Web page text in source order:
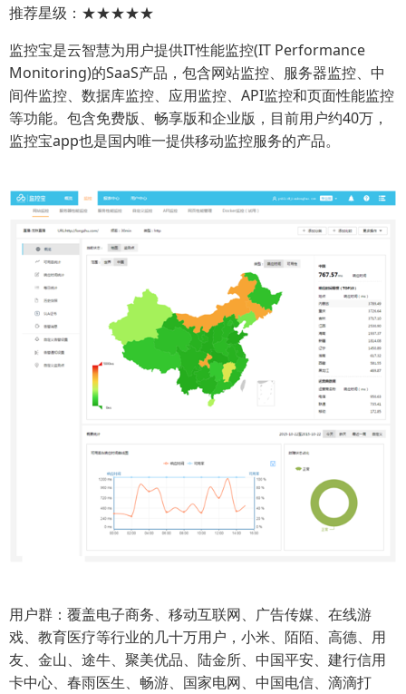
推荐星级：★★★★★
监控宝是云智慧为用户提供IT性能监控(IT Performance
Monitoring)的SaaS产品，包含网站监控、服务器监控、中
间件监控、数据库监控、应用监控、API监控和页面性能监控
等功能。包含免费版、畅享版和企业版，目前用户约40万，
监控宝app也是国内唯一提供移动监控服务的产品。
用户群：覆盖电子商务、移动互联网、广告传媒、在线游
戏、教育医疗等行业的几十万用户，小米、陌陌、高德、用
友、金山、途牛、聚美优品、陆金所、中国平安、建行信用
卡中心、春雨医生、畅游、国家电网、中国电信、滴滴打